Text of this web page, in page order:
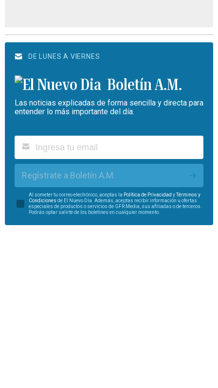
DE LUNES A VIERNES
Boletín A.M.
Las noticias explicadas de forma sencilla y directa para
entender lo más importante del día.
Regístrate a Boletín A.M.
Al someter tu correo electrónico, aceptas la Política de Privacidad yTérminos y
Condiciones de El Nuevo Día. Además, aceptas recibir información u ofertas
especiales de productos o servicios de GFR Media, sus afiliadas o de terceros.
Podrás optar salirte de los boletines en cualquier momento.